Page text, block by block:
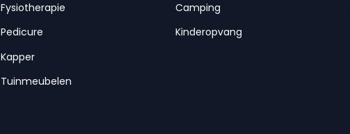
Fysiotherapie
Pedicure
Kapper
Tuinmeubelen
Camping
Kinderopvang